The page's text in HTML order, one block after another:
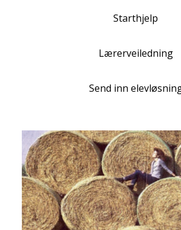
Starthjelp
Lærerveiledning
Send inn